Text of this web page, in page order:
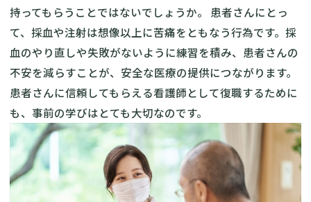
持ってもらうことではないでしょうか。 患者さんにとっ
て、採血や注射は想像以上に苦痛をともなう行為です。採
血のやり直しや失敗がないように練習を積み、患者さんの
不安を減らすことが、安全な医療の提供につながります。
患者さんに信頼してもらえる看護師として復職するために
も、事前の学びはとても大切なのです。